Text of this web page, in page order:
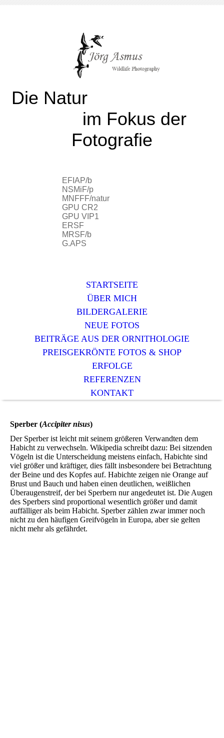
Die Natur
im Fokus der
Fotografie
EFIAP/b
NSMiF/p
MNFFF/natur
GPU CR2
GPU VIP1
ERSF
MRSF/b
G.APS
STARTSEITE
ÜBER MICH
BILDERGALERIE
NEUE FOTOS
BEITRÄGE AUS DER ORNITHOLOGIE
PREISGEKRÖNTE FOTOS & SHOP
ERFOLGE
REFERENZEN
KONTAKT
Sperber (Accipiter nisus)
Der Sperber ist leicht mit seinem größeren Verwandten dem
Habicht zu verwechseln. Wikipedia schreibt dazu: Bei sitzenden
Vögeln ist die Unterscheidung meistens einfach, Habichte sind
viel größer und kräftiger, dies fällt insbesondere bei Betrachtung
der Beine und des Kopfes auf. Habichte zeigen nie Orange auf
Brust und Bauch und haben einen deutlichen, weißlichen
Überaugenstreif, der bei Sperbern nur angedeutet ist. Die Augen
des Sperbers sind proportional wesentlich größer und damit
auffälliger als beim Habicht. Sperber zählen zwar immer noch
nicht zu den häufigen Greifvögeln in Europa, aber sie gelten
nicht mehr als gefährdet.